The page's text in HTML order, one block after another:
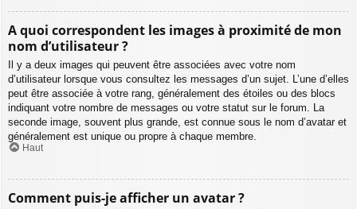
A quoi correspondent les images à proximité de mon
nom d’utilisateur ?
Il y a deux images qui peuvent être associées avec votre nom
d’utilisateur lorsque vous consultez les messages d’un sujet. L’une d’elles
peut être associée à votre rang, généralement des étoiles ou des blocs
indiquant votre nombre de messages ou votre statut sur le forum. La
seconde image, souvent plus grande, est connue sous le nom d’avatar et
généralement est unique ou propre à chaque membre.
Haut
Comment puis-je afficher un avatar ?